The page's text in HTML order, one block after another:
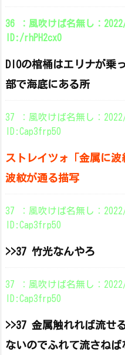
36 ：風吹けば名無し：
ID:/rhPH2cx0
DIOの棺桶はエリナが乗
部で海底にある所
37 ：風吹けば名無し：
ID:Cap3frp50
ストレイツォ「金属に
波紋が通る描写
37 ：風吹けば名無し：
ID:Cap3frp50
>>37 竹光なんやろ
37 ：風吹けば名無し：
ID:Cap3frp50
>>37 金属触れれば流せ
ないのでふれて流さね